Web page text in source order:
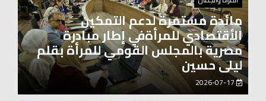
مائدة مستمرة لدعم التمكين
الأقتصادي للمرأةفي إطار مبادرة
مصرية بالمجلس القومي للمرأة بقلم
ليلى حسين
2026-07-17